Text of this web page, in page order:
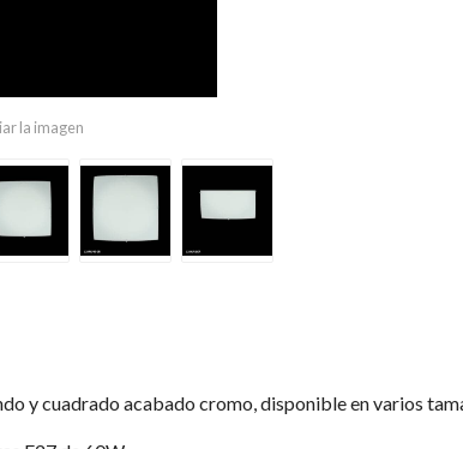
la imagen
y cuadrado acabado cromo, disponible en varios